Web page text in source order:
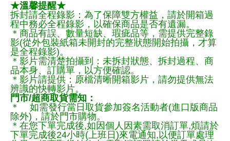
★溫馨提醒★
拆封請全程錄影：為了保障雙方權益，請於開箱過
程中務必全程錄影，以確保商品是否有遺漏。
＊商品有誤、數量短缺、瑕疵品等，需提供完整錄
影(從外包裝紙箱未開封的完整狀態開始拍攝，才算
是全程錄影)。
＊影片需清楚拍攝到：未拆封狀態、拆封過程、商
品本身、訂購單，以方便確認。
＊影片請提供：原檔清晰開箱影片，請勿提供無法
辨識的快轉影片。
門市/超商取貨需知：
＊ 如需發行當日取貨參加簽名活動者(進口版商品
除外)，請於門市購物。
＊在您下單完成後,如因個人因素需取消訂單,煩請於
下單完成後24小時(上班日)來電通知,以便訂單處理